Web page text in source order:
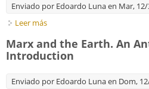
Enviado por Edoardo Lunaen Mar,
Leer más
Marx and the Earth. An
Introduction
Enviado por Edoardo Lunaen Dom,